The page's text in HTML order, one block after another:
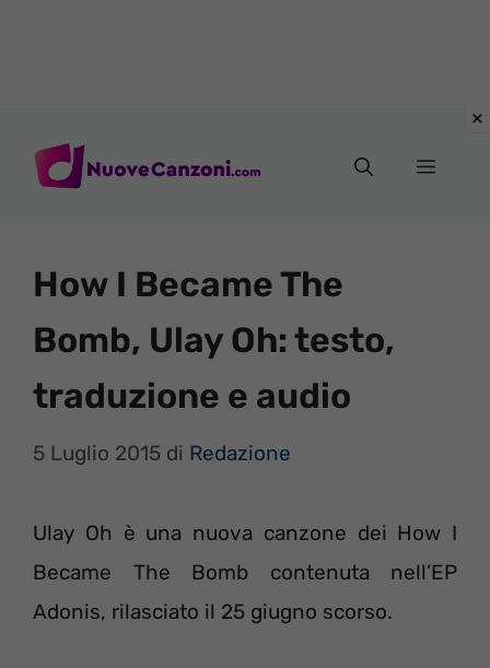
Menu
How I Became The
Bomb, Ulay Oh: testo,
traduzione e audio
5 Luglio 2015 di Redazione
Ulay Oh è una nuova canzone dei How I
Became The Bomb contenuta nell’EP
Adonis, rilasciato il 25 giugno scorso.